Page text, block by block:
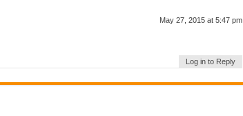
May 27, 2015 at 5:47 pm
Log in to Reply